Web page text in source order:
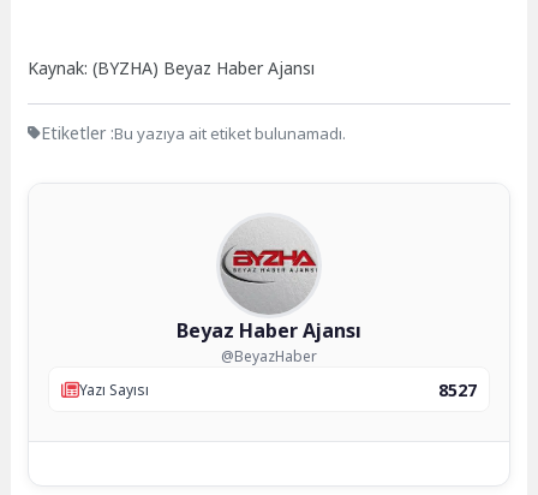
Kaynak: (BYZHA) Beyaz Haber Ajansı
Etiketler :Bu yazıya ait etiket bulunamadı.
Beyaz Haber Ajansı
@BeyazHaber
Yazı Sayısı
8527